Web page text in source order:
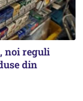
noi reguli
din